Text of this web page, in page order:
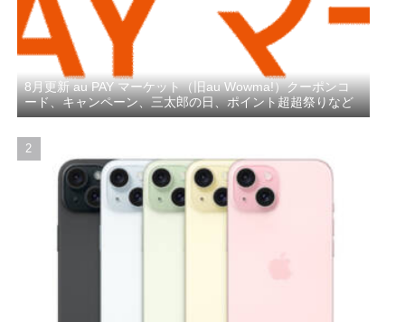
8月更新 au PAY マーケット（旧au Wowma!）クーポンコ
ード、キャンペーン、三太郎の日、ポイント超超祭りなど